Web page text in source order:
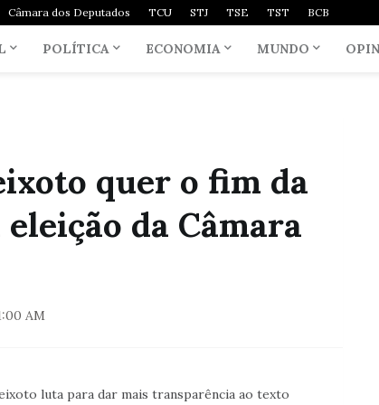
Câmara dos Deputados TCU STJ TSE TST BCB
POLÍTICA ECONOMIA MUNDO
quer o fim da
da Câmara
AM
luta para dar mais transparência ao texto